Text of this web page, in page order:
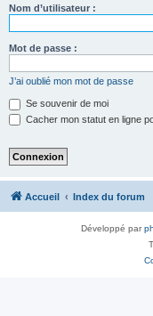
Nom d’utilisateur :
Mot de passe :
J’ai oublié mon mot de passe
Se souvenir de moi
Cacher mon statut en ligne
Accueil Index du forum
Développé par